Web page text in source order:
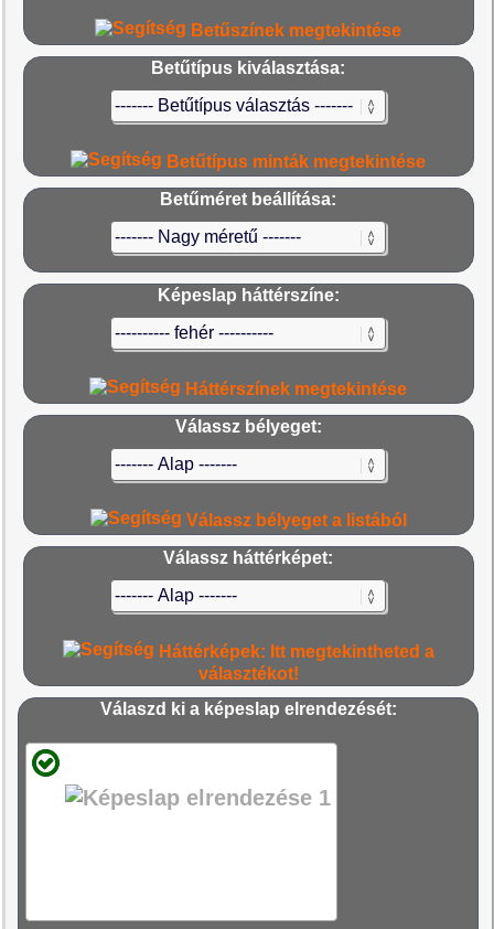
Betűszínek megtekintése
Betűtípus kiválasztása:
Betűtípus minták megtekintése
Betűméret beállítása:
Képeslap háttérszíne:
Háttérszínek megtekintése
Válassz bélyeget:
Válassz bélyeget a listából
Válassz háttérképet:
Háttérképek: Itt megtekintheted a
választékot!
Válaszd ki a képeslap elrendezését: